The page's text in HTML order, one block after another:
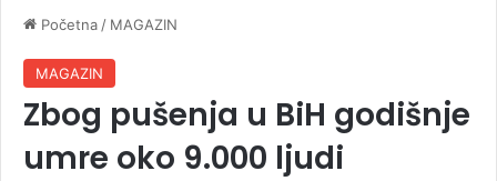
Početna / MAGAZIN
MAGAZIN
Zbog pušenja u BiH godišnje
umre oko 9.000 ljudi